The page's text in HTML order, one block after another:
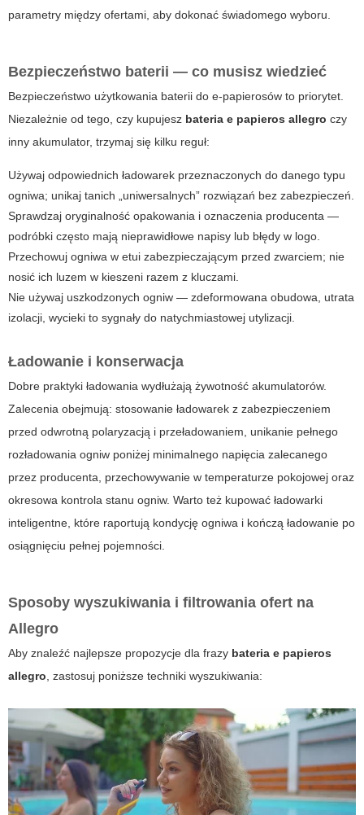
parametry między ofertami, aby dokonać świadomego wyboru.
Bezpieczeństwo baterii — co musisz wiedzieć
Bezpieczeństwo użytkowania baterii do e-papierosów to priorytet.
Niezależnie od tego, czy kupujesz bateria e papieros allegro czy
inny akumulator, trzymaj się kilku reguł:
Używaj odpowiednich ładowarek przeznaczonych do danego typu
ogniwa; unikaj tanich „uniwersalnych” rozwiązań bez zabezpieczeń.
Sprawdzaj oryginalność opakowania i oznaczenia producenta —
podróbki często mają nieprawidłowe napisy lub błędy w logo.
Przechowuj ogniwa w etui zabezpieczającym przed zwarciem; nie
nosić ich luzem w kieszeni razem z kluczami.
Nie używaj uszkodzonych ogniw — zdeformowana obudowa, utrata
izolacji, wycieki to sygnały do natychmiastowej utylizacji.
Ładowanie i konserwacja
Dobre praktyki ładowania wydłużają żywotność akumulatorów.
Zalecenia obejmują: stosowanie ładowarek z zabezpieczeniem
przed odwrotną polaryzacją i przeładowaniem, unikanie pełnego
rozładowania ogniw poniżej minimalnego napięcia zalecanego
przez producenta, przechowywanie w temperaturze pokojowej oraz
okresowa kontrola stanu ogniw. Warto też kupować ładowarki
inteligentne, które raportują kondycję ogniwa i kończą ładowanie po
osiągnięciu pełnej pojemności.
Sposoby wyszukiwania i filtrowania ofert na
Allegro
Aby znaleźć najlepsze propozycje dla frazy bateria e papieros
allegro, zastosuj poniższe techniki wyszukiwania: